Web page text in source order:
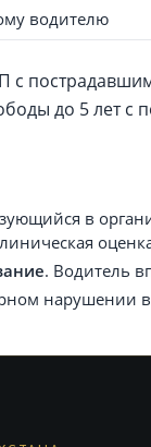
водителю
с
до 5 лет
в
. Водитель
нарушении